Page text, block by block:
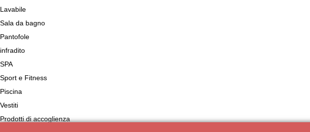
Lavabile
Sala da bagno
Pantofole
infradito
SPA
Sport e Fitness
Piscina
Vestiti
Prodotti di accoglienza